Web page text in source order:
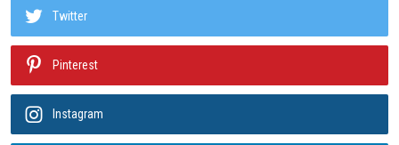
Twitter
Pinterest
Instagram